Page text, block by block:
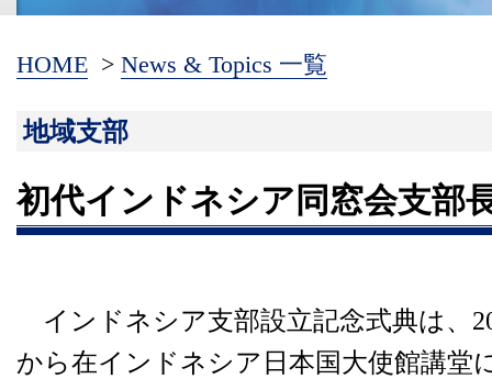
HOME > News & Topics 一覧
地域支部
初代インドネシア同窓会支部
インドネシア支部設立記念式典は、
から在インドネシア日本国大使館講堂